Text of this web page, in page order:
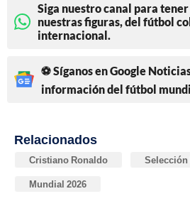
Siga nuestro canal para
nuestras figuras, del fútbol
internacional.
⚽ Síganos en Google
información del fútbol
Relacionados
Cristiano Ronaldo Selección
Mundial 2026